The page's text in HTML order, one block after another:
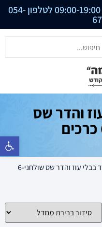
פתח סרגל
054-
והדר שס
/ מוצרים המתויגים “-תלמוד בבלי עוז והדר שס שולחני-6